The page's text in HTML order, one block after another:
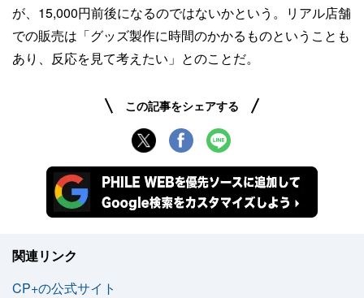
が、15,000円前後になるのではないかという。リアル店舗
での販売は「グッズ製作に時間のかかるものということも
あり、反応を見て考えたい」とのことだ。
この記事をシェアする
関連リンク
CP+の公式サイト